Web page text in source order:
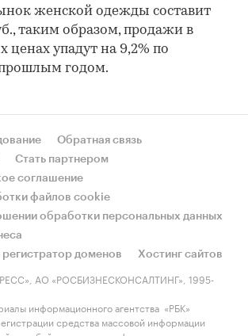
женской одежды составит
таким образом, продажи в
ценах упадут на 9,2% по
годом.
Обратная связь
Стать партнером
соглашение
файлов cookie
обработки персональных данных
доменов
Хостинг сайтов
АО «РОСБИЗНЕСКОНСАЛТИНГ», 1995-
информационного агентства «РБК»
средства массовой информации